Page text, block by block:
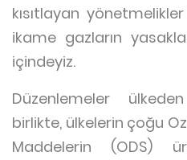
kısıtlayan
ikame gazların
içindeyiz.
Düzenlemeler
birlikte, ülkelerin çoğu
Maddelerin (ODS)